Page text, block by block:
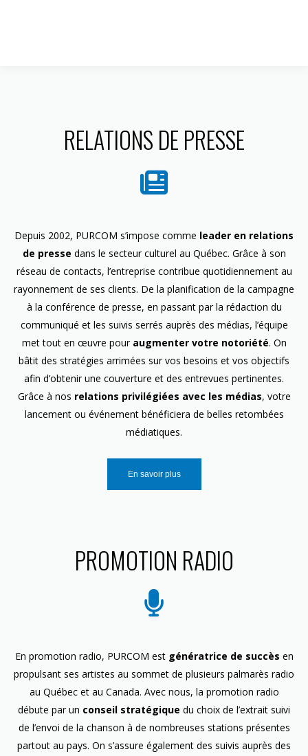
RELATIONS DE PRESSE
Depuis 2002, PURCOM s’impose comme leader en relations
de presse dans le secteur culturel au Québec. Grâce à son
réseau de contacts, l’entreprise contribue quotidiennement au
rayonnement de ses clients. De la planification de la campagne
à la conférence de presse, en passant par la rédaction du
communiqué et les suivis serrés auprès des médias, l’équipe
met tout en œuvre pour augmenter votre notoriété. On
bâtit des stratégies arrimées sur vos besoins et vos objectifs
afin d’obtenir une couverture et des entrevues pertinentes.
Grâce à nos relations privilégiées avec les médias, votre
lancement ou événement bénéficiera de belles retombées
médiatiques.
En savoir plus
PROMOTION RADIO
En promotion radio, PURCOM est génératrice de succès en
propulsant ses artistes au sommet de plusieurs palmarès radio
au Québec et au Canada. Avec nous, la promotion radio
débute par un conseil stratégique du choix de l’extrait suivi
de l’envoi de la chanson à de nombreuses stations présentes
partout au pays. On s’assure également des suivis auprès des